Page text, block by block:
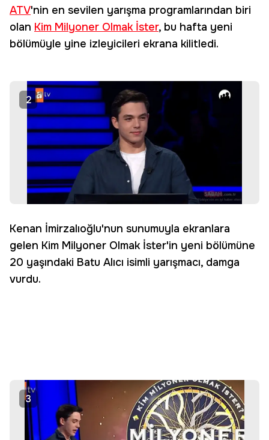
ATV'nin en sevilen yarışma programlarından biri
olan Kim Milyoner Olmak İster, bu hafta yeni
bölümüyle yine izleyicileri ekrana kilitledi.
2
Kenan İmirzalıoğlu'nun sunumuyla ekranlara
gelen Kim Milyoner Olmak İster'in yeni bölümüne
20 yaşındaki Batu Alıcı isimli yarışmacı, damga
vurdu.
3